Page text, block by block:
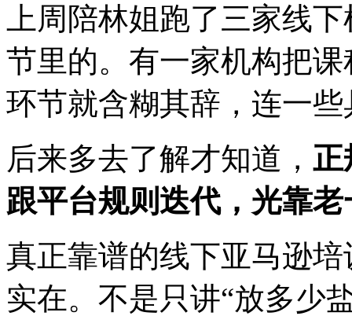
上周陪林姐跑了三家线
节里的。有一家机构把
环节就含糊其辞，连一
后来多去了解才知道， 正
跟平台规则迭代，光靠
真正靠谱的线下亚马逊
实在。不是只讲“放多少